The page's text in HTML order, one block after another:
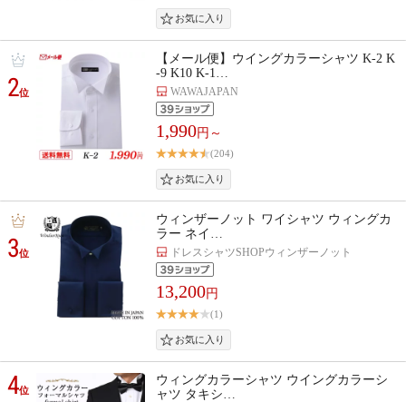
2位
【メール便】ウイングカラーシャツ K-2 K
-9 K10 K-1…
WAWAJAPAN
1,990円～
(204)
3位
ウィンザーノット ワイシャツ ウィングカ
ラー ネイ…
ドレスシャツSHOPウィンザーノット
13,200円
(1)
4位
ウィングカラーシャツ ウイングカラーシ
ャツ タキシ…